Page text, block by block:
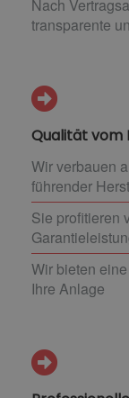
Nach
transparente
Qualität vom
Wir verbauen
führender
Sie profitieren
Wir bieten
Ihre Anlage